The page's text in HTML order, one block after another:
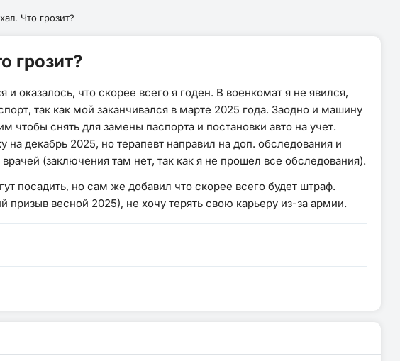
Что грозит?
грозит?
оказалось, что скорее всего я годен. В военкомат я не явился,
так как мой заканчивался в марте 2025 года. Заодно и машину
чтобы снять для замены паспорта и постановки авто на учет.
декабрь 2025, но терапевт направил на доп. обследования и
(заключения там нет, так как я не прошел все обследования).
посадить, но сам же добавил что скорее всего будет штраф.
весной 2025), не хочу терять свою карьеру из-за армии.